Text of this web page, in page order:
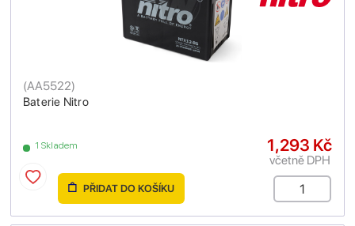
Baterie Nitro
(AA5522)
1 Skladem 1,293 Kč
včetně DPH
PŘIDAT DO KOŠÍKU